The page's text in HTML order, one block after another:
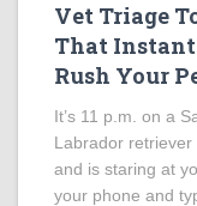
Vet Triage
That
Rush Your
It’s 11 p.m. on a
Labrador retriever
and is staring at
your phone and